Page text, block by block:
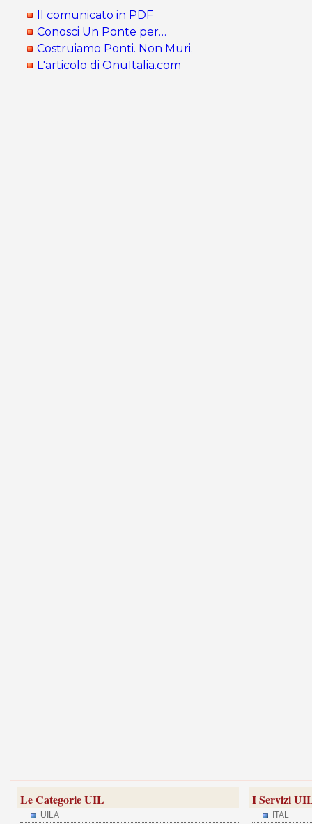
Il comunicato in PDF
Conosci Un Ponte per…
Costruiamo Ponti. Non Muri.
L'articolo di OnuItalia.com
Le Categorie UIL
UILA
I Servizi
ITAL